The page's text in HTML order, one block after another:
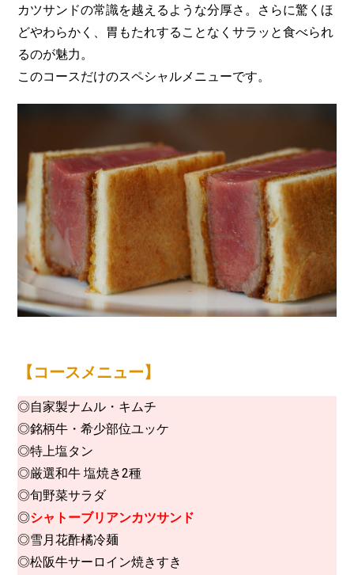
カツサンドの常識を越えるような分厚さ。さらに驚くほ
どやわらかく、胃もたれすることなくサラッと食べられ
るのが魅力。
このコースだけのスペシャルメニューです。
【コースメニュー】
◎自家製ナムル・キムチ
◎銘柄牛・希少部位ユッケ
◎特上塩タン
◎厳選和牛 塩焼き2種
◎旬野菜サラダ
◎シャトーブリアンカツサンド
◎雪月花酢橘冷麺
◎松阪牛サーロイン焼きすき